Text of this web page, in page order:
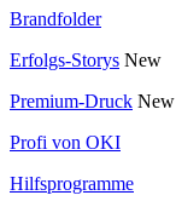
Brandfolder
Erfolgs-Storys New
Premium-Druck New
Profi von OKI
Hilfsprogramme